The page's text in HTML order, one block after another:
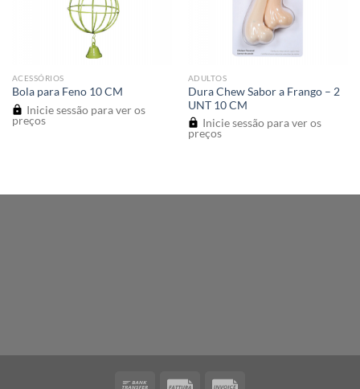
ACESSÓRIOS
Bola para Feno 10 CM
Inicie sessão para ver os
preços
ADULTOS
Dura Chew Sabor a Frango – 2
UNT 10 CM
Inicie sessão para ver os
preços